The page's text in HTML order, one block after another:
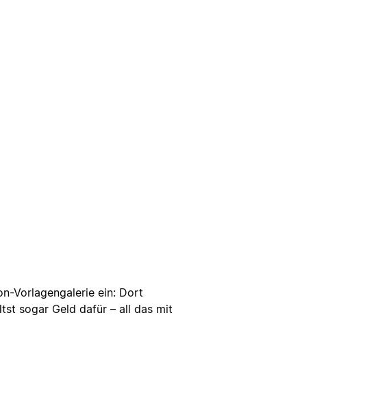
Vorlagengalerie ein: Dort
sogar Geld dafür – all das mit